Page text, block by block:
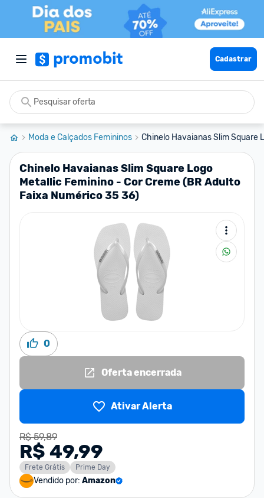
Cadastrar
Moda e Calçados Femininos Chinelo Havaianas Slim Square
Chinelo Havaianas Slim Square Logo
Metallic Feminino - Cor Creme (BR Adulto
Faixa Numérico 35 36)
0
Oferta encerrada
Ativar Alerta
R$ 59,89
R$ 49,99
Frete Grátis Prime Day
Vendido por: Amazon